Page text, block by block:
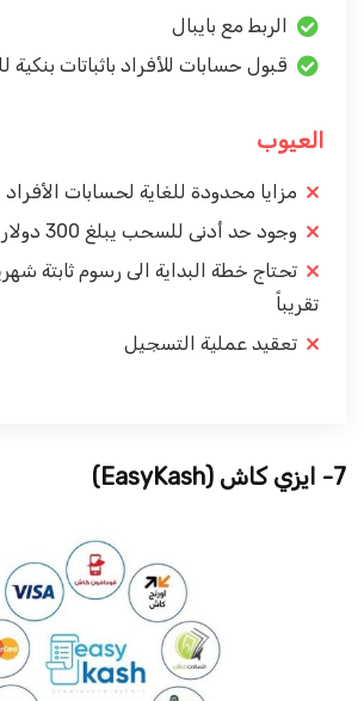
الربط مع بايبال
قبول حسابات للأفراد باثباتات بنكية
العيوب
مزايا محدودة للغاية لحسابات الأفراد
وجود حد أدنى للسحب يبلغ 300 دولار أمريكي
تقريباً
تعقيد عملية التسجيل
7- ايزي كاش (EasyKash)